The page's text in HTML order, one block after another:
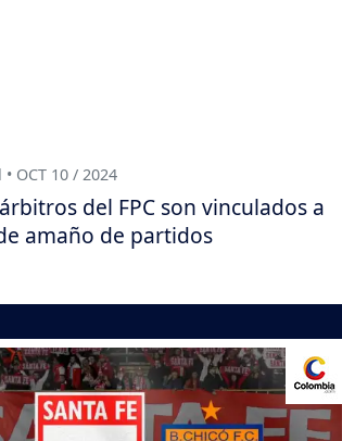
OCT 10 / 2024
del FPC son vinculados a
amaño de partidos